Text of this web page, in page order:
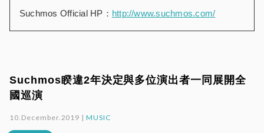
Suchmos Official HP： http://www.suchmos.com/
Suchmos睽違2年決定與多位演出者一同展開全
國巡演
10.December.2019 |MUSIC